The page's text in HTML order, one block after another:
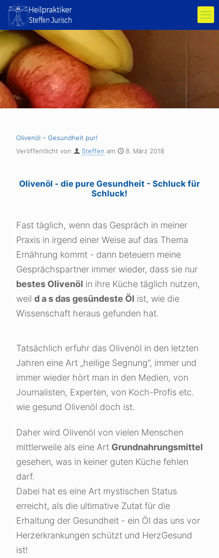
Olivenöl – Gesundheit pur!
Veröffentlicht von
Steffen am 8. März 2018
Olivenöl - die pure Gesundheit - Schluck für
Schluck!
Fast täglich, wenn das Gespräch in meiner
Praxis in irgend einer Weise auf das Thema
Ernährung kommt - dann beteuern meine
Gesprächspartner immer wieder, dass sie nur
bestes Olivenöl in ihre Küche täglich nutzen,
weil d a s das gesündeste Öl ist, wie die
Wissenschaft heraus gefunden hat.
Tatsächlich erfuhr das Olivenöl in den letzten
Jahren eine Art „heilige Segnung“, immer und
immer wieder hört man in den Medien, von
Journalisten, Experten, von Koch-Profis etc.
wie gesund Olivenöl doch ist.
Daher wird Olivenöl von vielen Menschen
mittlerweile als eine Art Grundnahrungsmittel
gesehen, was in keiner guten Küche fehlen
darf.
Dabei hat es eine Art mystischen Status
erreicht, als die ultimative Zutat für die
Erhaltung der Gesundheit - ein Öl das uns vor
Herzerkrankungen schützt und HerzGesund
ist!